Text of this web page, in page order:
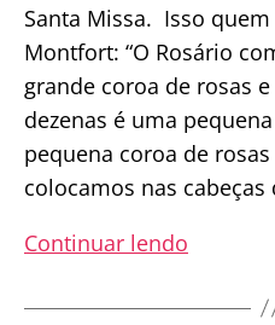
Santa Missa. Isso
Montfort: “O Rosário
grande coroa de rosas
dezenas é uma
pequena coroa de
colocamos nas cabeças
Continuar lendo
Rosário